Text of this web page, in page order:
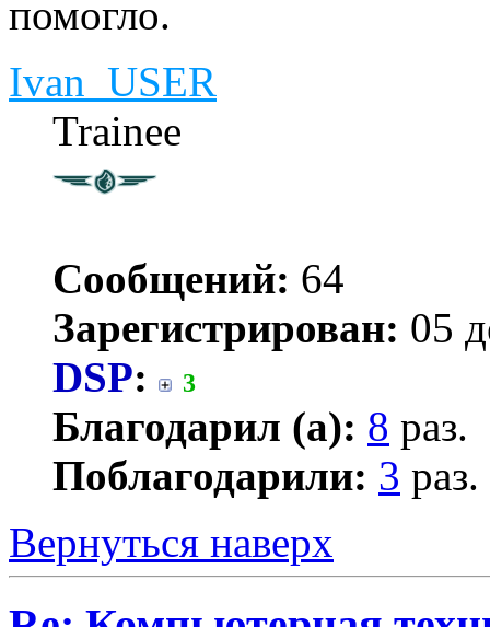
помогло.
Ivan_USER
Trainee
Сообщений: 64
Зарегистрирован: 05
DSP: 3
Благодарил (а): 8 раз.
Поблагодарили: 3 раз.
Вернуться наверх